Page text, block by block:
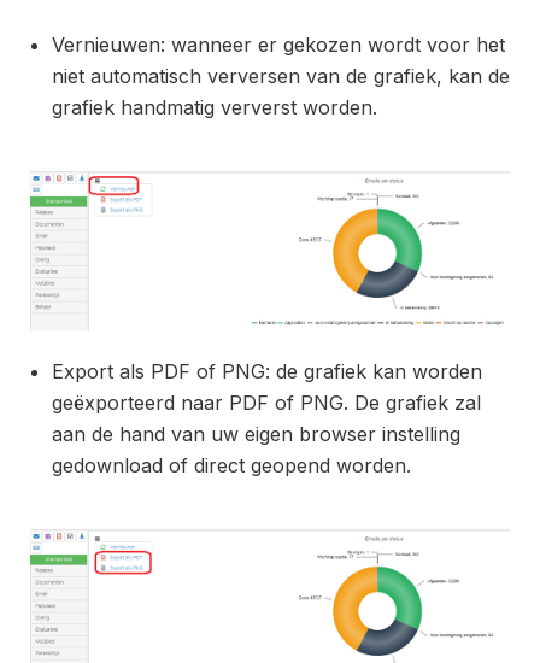
Vernieuwen: wanneer er gekozen wordt voor het
niet automatisch verversen van de grafiek, kan de
grafiek handmatig ververst worden.
Export als PDF of PNG: de grafiek kan worden
geëxporteerd naar PDF of PNG. De grafiek zal
aan de hand van uw eigen browser instelling
gedownload of direct geopend worden.